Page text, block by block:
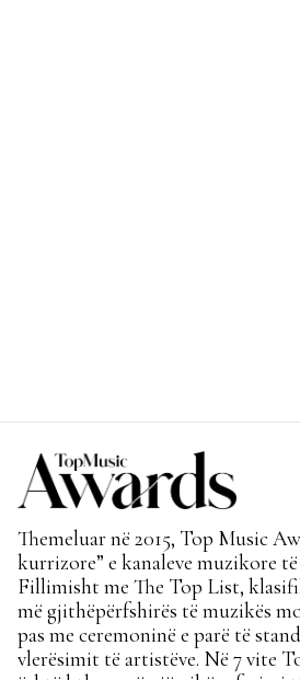
Themeluar në 2015, Top Music
kurrizore” e kanaleve muzikore
Fillimisht me The Top List,
më gjithëpërfshirës të muzikës
pas me ceremoninë e parë të
vlerësimit të artistëve. Në 7 vite